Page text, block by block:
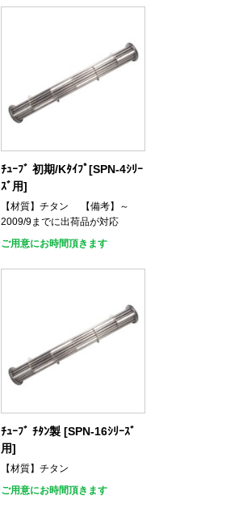
ﾁｭｰﾌﾞ 初期/Kﾀｲﾌﾟ[SPN-4ｼﾘｰ
ｽﾞ用]
【材質】チタン 【備考】～
2009/9までに出荷品が対応
ご用意にお時間頂きます
ﾁｭｰﾌﾞ ﾁﾀﾝ製 [SPN-16ｼﾘｰｽﾞ
用]
【材質】チタン
ご用意にお時間頂きます